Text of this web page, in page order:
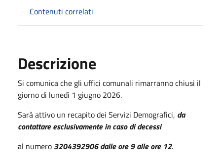
Contenuti correlati
Descrizione
Si comunica che gli uffici comunali rimarranno chiusi il
giorno di lunedì 1 giugno 2026.
Sarà attivo un recapito dei Servizi Demografici, da
contattare esclusivamente in caso di decessi
al numero 3204392906 dalle ore 9 alle ore 12.